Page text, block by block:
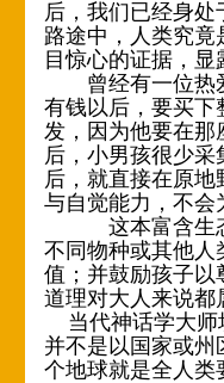
后，我们已经身
路途中，人类究
目惊心的证据，
曾经有一位热爱
有钱以后，要买下
发，因为他要在那
后，小男孩很少
后，就直接在原
与自觉能力，不
这本富含生态
不同物种或其他人
值；并鼓励孩子以
道理对大人来说
当代神话学大师
并不是以国家或
个地球就是全人